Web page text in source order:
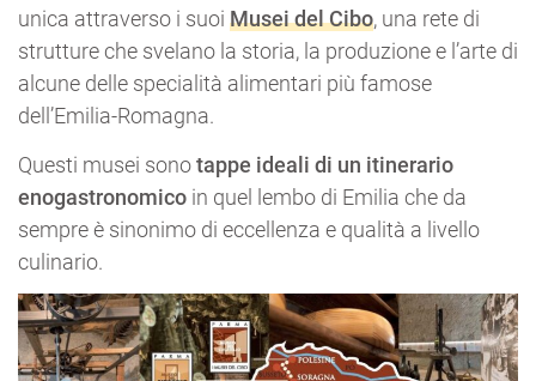
unica attraverso i suoi Musei del Cibo, una rete di
strutture che svelano la storia, la produzione e l’arte di
alcune delle specialità alimentari più famose
dell’Emilia-Romagna.
Questi musei sonotappe ideali di un itinerario
enogastronomico in quel lembo di Emilia che da
sempre è sinonimo di eccellenza e qualità a livello
culinario.